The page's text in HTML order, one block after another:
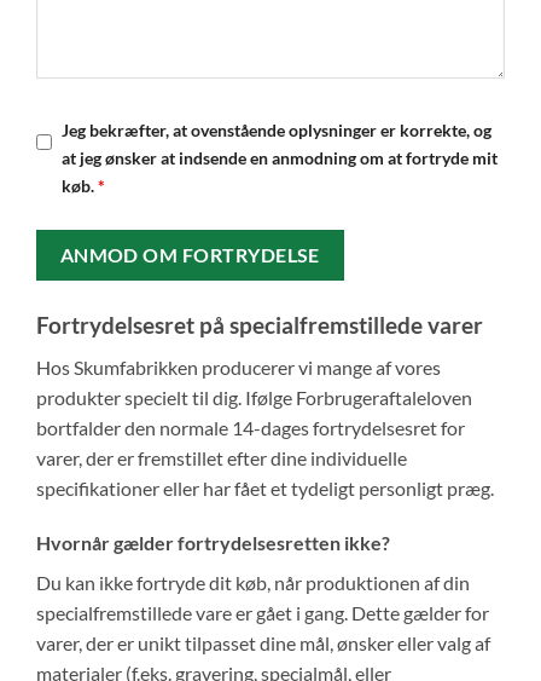
Jeg bekræfter, at ovenstående oplysninger er korrekte, og
at jeg ønsker at indsende en anmodning om at fortryde mit
køb.*
Fortrydelsesret på specialfremstillede varer
Hos Skumfabrikken producerer vi mange af vores
produkter specielt til dig. Ifølge Forbrugeraftaleloven
bortfalder den normale 14-dages fortrydelsesret for
varer, der er fremstillet efter dine individuelle
specifikationer eller har fået et tydeligt personligt præg.
Hvornår gælder fortrydelsesretten ikke?
Du kan ikke fortryde dit køb, når produktionen af din
specialfremstillede vare er gået i gang. Dette gælder for
varer, der er unikt tilpasset dine mål, ønsker eller valg af
materialer (f.eks. gravering, specialmål, eller